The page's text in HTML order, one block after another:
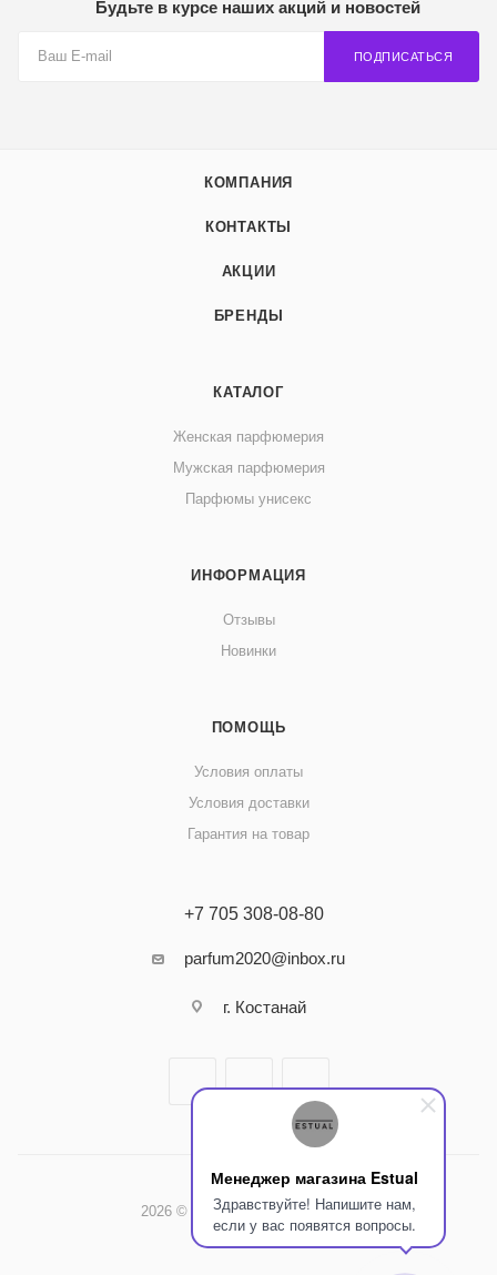
Менеджер магазина Estual
Здравствуйте! Напишите нам,
если у вас появятся вопросы.
Будьте в курсе наших акций и новостей
ПОДПИСАТЬСЯ
КОМПАНИЯ
КОНТАКТЫ
АКЦИИ
БРЕНДЫ
КАТАЛОГ
Женская парфюмерия
Мужская парфюмерия
Парфюмы унисекс
ИНФОРМАЦИЯ
Отзывы
Новинки
ПОМОЩЬ
Условия оплаты
Условия доставки
Гарантия на товар
+7 705 308-08-80
parfum2020@inbox.ru
г. Костанай
2026 © Интернет-магазин Estual